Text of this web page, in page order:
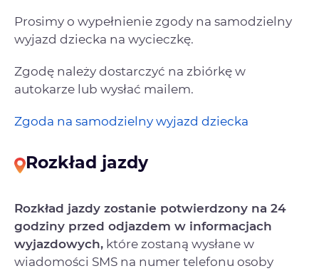
Prosimy o wypełnienie zgody na samodzielny
wyjazd dziecka na wycieczkę.
Zgodę należy dostarczyć na zbiórkę w
autokarze lub wysłać mailem.
Zgoda na samodzielny wyjazd dziecka
Rozkład jazdy
Rozkład jazdy zostanie potwierdzony na 24
godziny przed odjazdem w informacjach
wyjazdowych, które zostaną wysłane w
wiadomości SMS na numer telefonu osoby